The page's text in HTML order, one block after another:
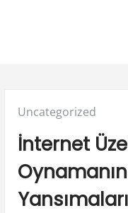
Posted
in:
Uncategorized
İnternet
Oynamanın
Yansımaları